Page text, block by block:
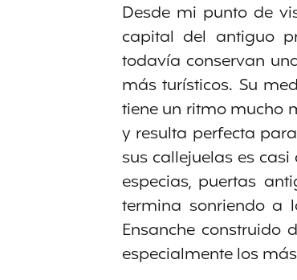
Desde mi punto de
capital del antiguo
todavía conservan
más turísticos. Su
tiene un ritmo mucho
y resulta perfecta
sus callejuelas es
especias, puertas
termina sonriendo a
Ensanche construido
especialmente los